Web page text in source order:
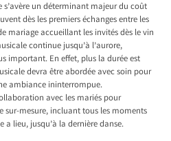
un déterminant majeur du coût
dès les premiers échanges entre les
mariage accueillant les invités dès le vin
continue jusqu’à l’aurore,
important. En effet, plus la durée est
devra être abordée avec soin pour
ambiance ininterrompue.
avec les mariés pour
mesure, incluant tous les moments
a lieu, jusqu’à la dernière danse.